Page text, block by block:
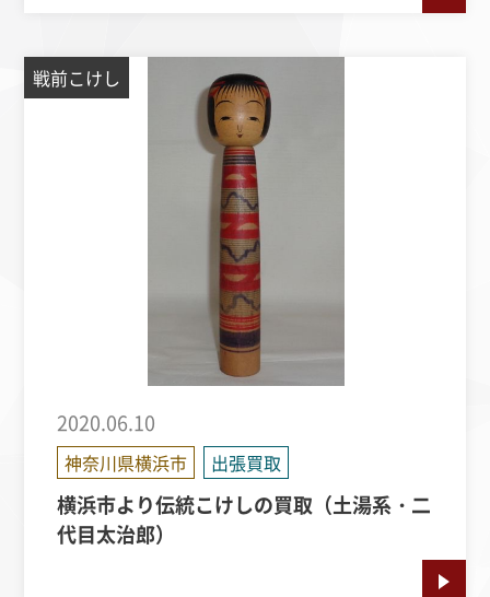
戦前こけし
2020.06.10
神奈川県横浜市 出張買取
横浜市より伝統こけしの買取（土湯系・二
代目太治郎）